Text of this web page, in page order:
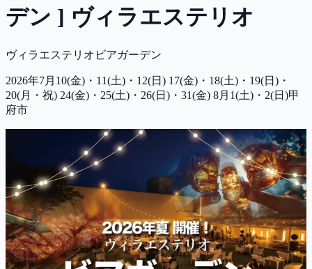
デン ] ヴィラエステリオ
ヴィラエステリオビアガーデン
2026年7月10(金)・11(土)・12(日) 17(金)・18(土)・19(日)・
20(月・祝) 24(金)・25(土)・26(日)・31(金) 8月1(土)・2(日)甲
府市